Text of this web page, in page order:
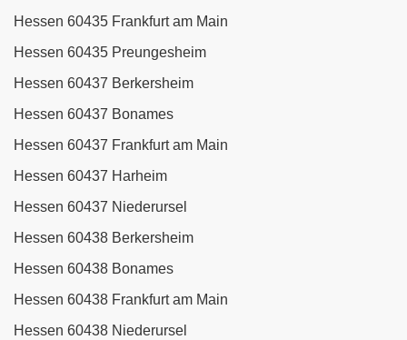
Hessen 60435 Frankfurt am Main
Hessen 60435 Preungesheim
Hessen 60437 Berkersheim
Hessen 60437 Bonames
Hessen 60437 Frankfurt am Main
Hessen 60437 Harheim
Hessen 60437 Niederursel
Hessen 60438 Berkersheim
Hessen 60438 Bonames
Hessen 60438 Frankfurt am Main
Hessen 60438 Niederursel